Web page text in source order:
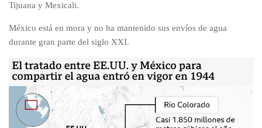
Tijuana y Mexicali.
México está en mora y no ha mantenido sus envíos de agua
durante gran parte del siglo XXI.